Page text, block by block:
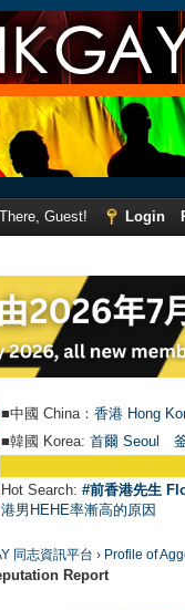
Guest! Login
■中國 China： 香港 Hong
■韓國 Korea: 首爾 Seou
Hot Search: #前香港先生
港男HEHE率漸高的原因
同志資訊平台 › Profile of
Report